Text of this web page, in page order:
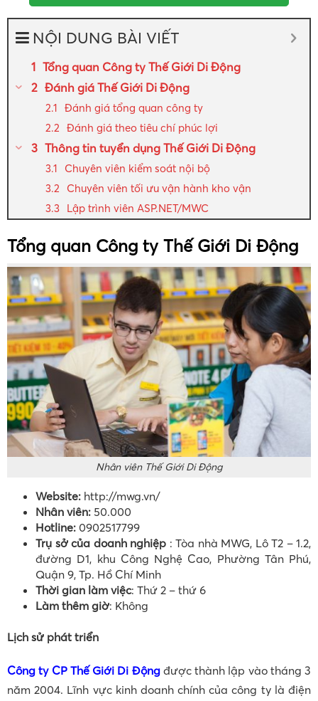
NỘI DUNG BÀI VIẾT
Tổng quan Công ty Thế Giới Di Động
Đánh giá Thế Giới Di Động
Đánh giá tổng quan công ty
Đánh giá theo tiêu chí phúc lợi
Thông tin tuyển dụng Thế Giới Di Động
Chuyên viên kiểm soát nội bộ
Chuyên viên tối ưu vận hành kho vận
Lập trình viên ASP.NET/MWC
Tổng quan Công ty Thế Giới Di Động
Nhân viên Thế Giới Di Động
Website: http://mwg.vn/
Nhân viên: 50.000
Hotline: 0902517799
Trụ sở của doanh nghiệp : Tòa nhà MWG, Lô T2 – 1.2,
đường D1, khu Công Nghệ Cao, Phường Tân Phú,
Quận 9, Tp. Hồ Chí Minh
Thời gian làm việc: Thứ 2 – thứ 6
Làm thêm giờ: Không
Lịch sử phát triển
Công ty CP Thế Giới Di Động được thành lập vào tháng 3
năm 2004. Lĩnh vực kinh doanh chính của công ty là điện